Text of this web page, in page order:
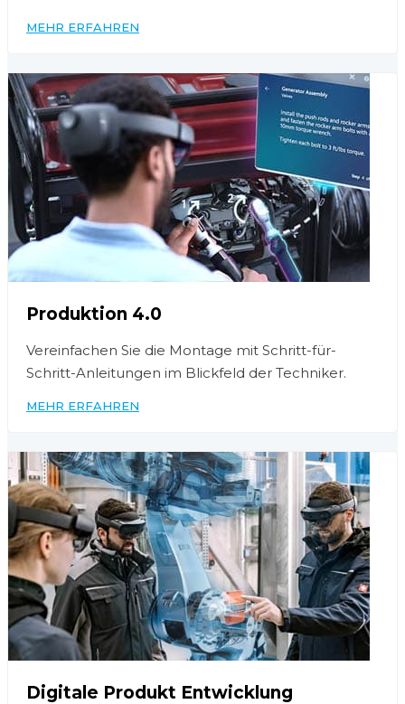
MEHR ERFAHREN
Produktion 4.0
Vereinfachen Sie die Montage mit Schritt-für-
Schritt-Anleitungen im Blickfeld der Techniker.
MEHR ERFAHREN
Digitale Produkt Entwicklung